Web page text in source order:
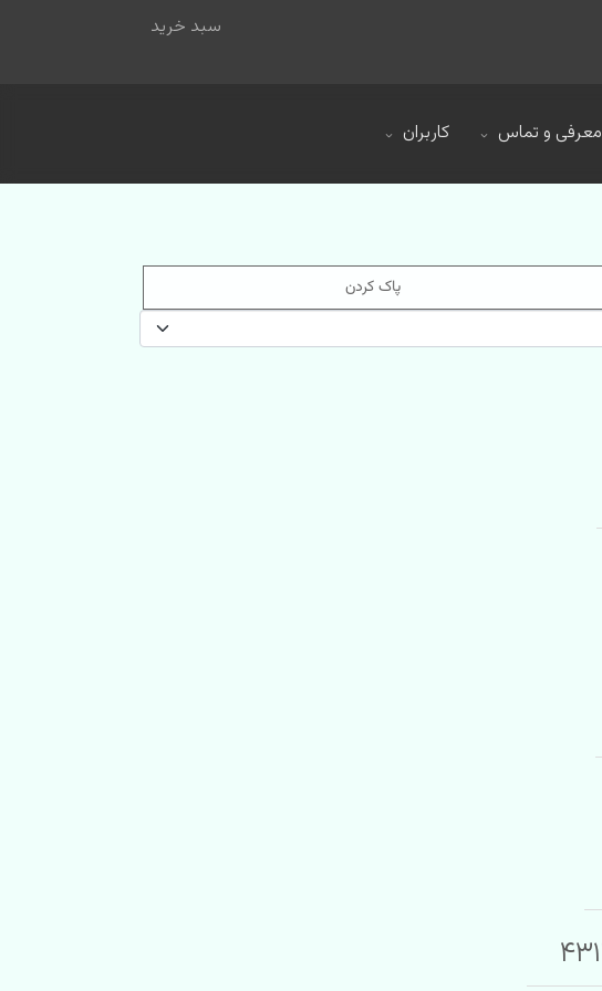
سبد خرید
معرفی و تماس کاربران
پاک کردن